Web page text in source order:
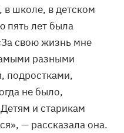
в школе, в детском
пять лет была
свою жизнь мне
разными
подростками,
не было,
и старикам
— рассказала она.